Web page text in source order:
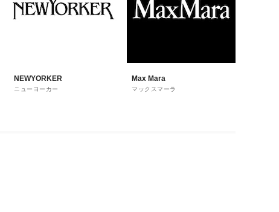
NEWYORKER
ニューヨーカー
Max Mara
マックスマーラ